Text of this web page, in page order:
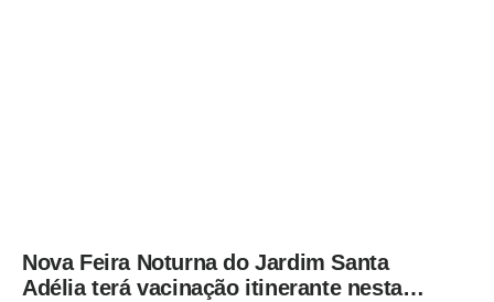
Nova Feira Noturna do Jardim Santa
Adélia terá vacinação itinerante nesta